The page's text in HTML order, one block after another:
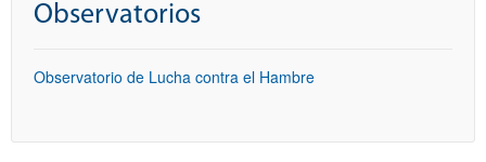
Observatorios
Observatorio de Lucha contra el Hambre